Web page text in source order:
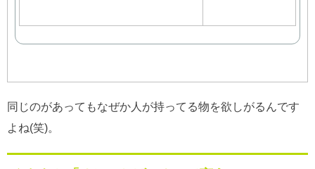
同じのがあってもなぜか人が持ってる物を欲しがるんです
よね(笑)。